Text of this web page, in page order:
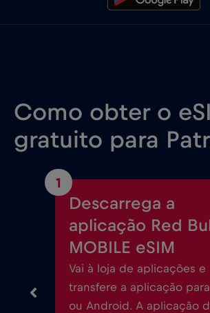
Como obter o
gratuito para
1
Descarrega a
aplicação Red Bull
MOBILE eSIM
Vai à loja de aplicações e
transfere a aplicação
ou Android. A aplicação